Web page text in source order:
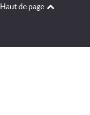
Haut de page